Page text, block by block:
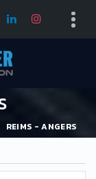
REIMS - ANGERS